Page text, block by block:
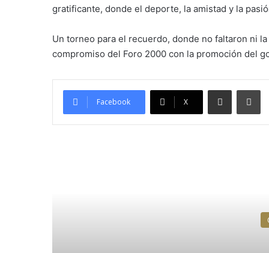
gratificante, donde el deporte, la amistad y la
Un torneo para el recuerdo, donde no faltaron ni
compromiso del Foro 2000 con la promoción del
Facebook X
Compartir por correo electrónico